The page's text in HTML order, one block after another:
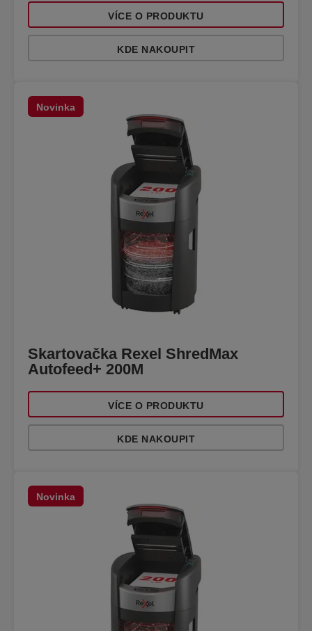
VÍCE O PRODUKTU
KDE NAKOUPIT
Novinka
Skartovačka Rexel ShredMax
Autofeed+ 200M
VÍCE O PRODUKTU
KDE NAKOUPIT
Novinka